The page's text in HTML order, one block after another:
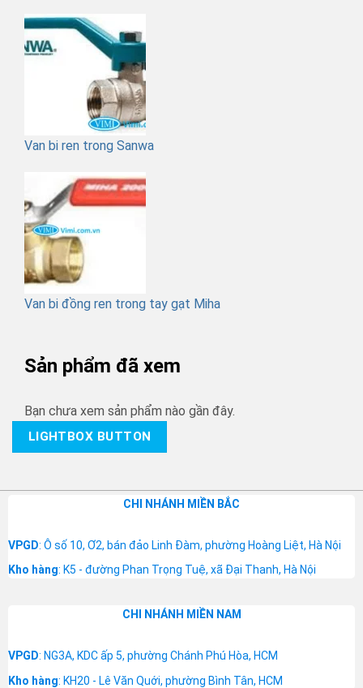
Van bi ren trong Sanwa
Van bi đồng ren trong tay gạt Miha
Sản phẩm đã xem
Bạn chưa xem sản phẩm nào gần đây.
LIGHTBOX BUTTON
CHI NHÁNH MIỀN BẮC
VPGD: Ô số 10, Ơ2, bán đảo Linh Đàm, phường Hoàng Liệt, Hà Nội
Kho hàng: K5 - đường Phan Trọng Tuệ, xã Đại Thanh, Hà Nội
CHI NHÁNH MIỀN NAM
VPGD: NG3A, KDC ấp 5, phường Chánh Phú Hòa, HCM
Kho hàng: KH20 - Lê Văn Quới, phường Bình Tân, HCM